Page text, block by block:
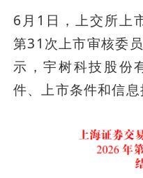
6月1日，上交所上
第31次上市审核委
示，宇树科技股份
件、上市条件和信息